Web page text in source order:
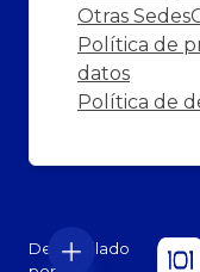
Otras Sedes
Política de
datos
Política de
Desarrollado